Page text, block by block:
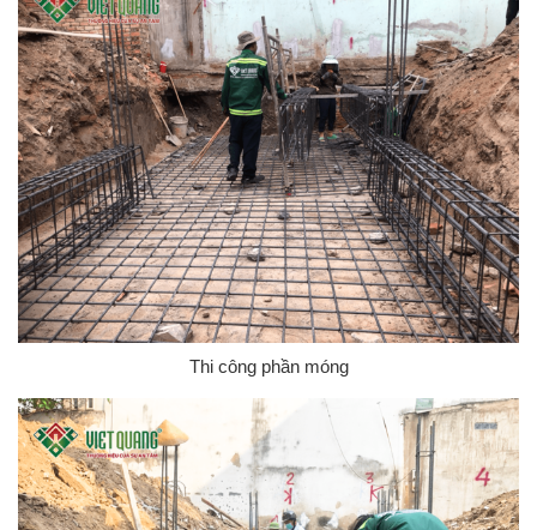
Thi công phần móng